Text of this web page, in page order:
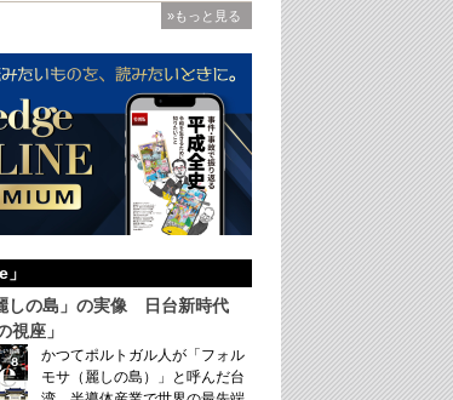
»もっと見る
しの島」の実像 日台新時代
視座」
かつてポルトガル人が「フォル
モサ（麗しの島）」と呼んだ台